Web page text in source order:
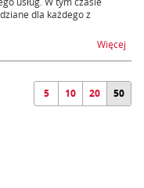
dla każdego z
Więcej
5 10 20 50